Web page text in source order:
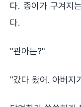
다. 종이가 구겨지
다.
"관아는?"
"갔다 왔어. 아버지